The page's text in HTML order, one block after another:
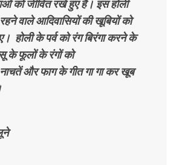
को जीवित रखे हुए है। इस होली
वाले आदिवासियों की खूबियों को
होली के पर्व को रंग बिरंगा करने के
के फूलों के रंगों को
और फाग के गीत गा गा कर खूब